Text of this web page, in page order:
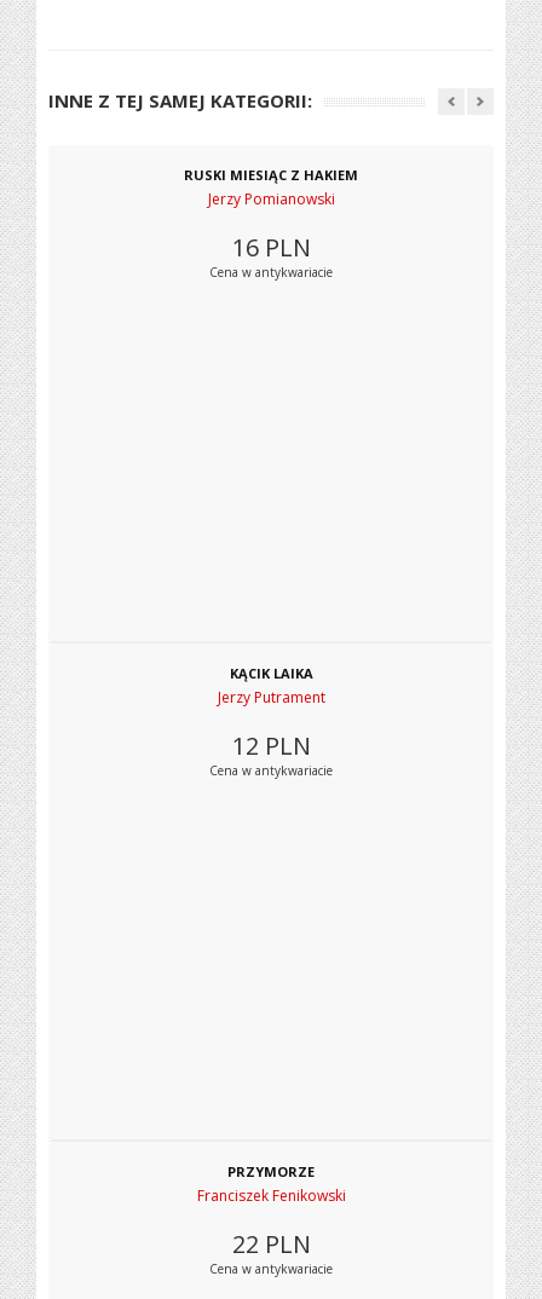
INNE Z TEJ SAMEJ KATEGORII:
RUSKI MIESIĄC Z HAKIEM
Jerzy Pomianowski
16 PLN
Cena w antykwariacie
KĄCIK LAIKA
Jerzy Putrament
12 PLN
Cena w antykwariacie
PRZYMORZE
Franciszek Fenikowski
22 PLN
Cena w antykwariacie